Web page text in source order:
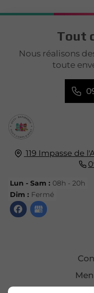
119 Impasse de
Lun - Sam : 08h - 20h
Dim : Fermé
Tout
Nous réalisons
toute